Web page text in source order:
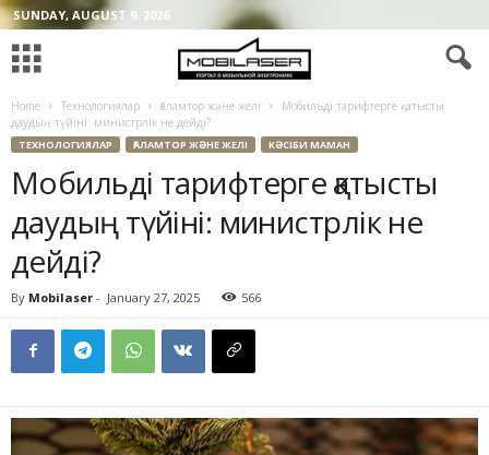
SUNDAY, AUGUST 9, 2026
Home Технологиялар Ғаламтор және желі
Мобильді тарифтерге қатысты
даудың түйіні: министрлік не дейді?
ТЕХНОЛОГИЯЛАР ҒАЛАМТОР ЖӘНЕ ЖЕЛІ КӘСІБИ МАМАН
Мобильді тарифтерге қатысты
даудың түйіні: министрлік не
дейді?
By Mobilaser - January 27, 2025 566